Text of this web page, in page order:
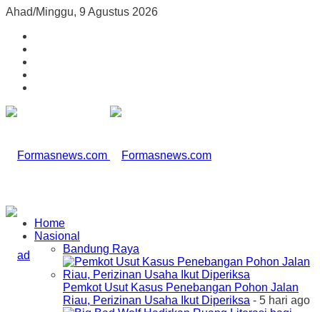
Ahad/Minggu, 9 Agustus 2026
Home
Nasional
Bandung Raya
Pemkot Usut Kasus Penebangan Pohon Jalan
Riau, Perizinan Usaha Ikut Diperiksa - 5 hari ago